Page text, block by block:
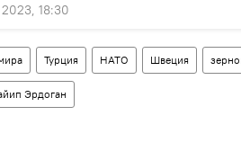
18:30
Турция НАТО Швеция
Эрдоган